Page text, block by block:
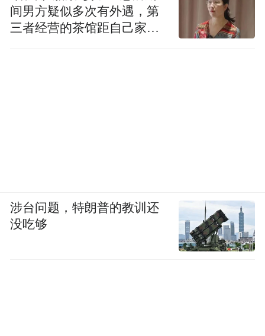
间男方疑似多次有外遇，第
三者经营的茶馆距自己家步
涉台问题，特朗普的教训还
没吃够